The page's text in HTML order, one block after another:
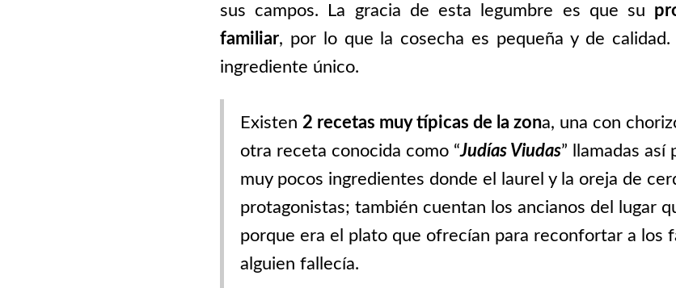
sus campos. La gracia de esta legumbre es que su
familiar, por lo que la cosecha es pequeña y de
ingrediente único.
Existen 2 recetas muy típicas de la zona, una con
otra receta conocida como “Judías Viudas” llamadas así
muy pocos ingredientes donde el laurel y la oreja de
protagonistas; también cuentan los ancianos del lugar
porque era el plato que ofrecían para reconfortar a los
alguien fallecía.